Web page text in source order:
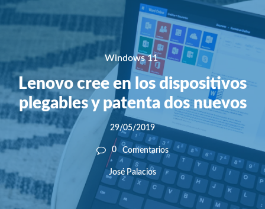
Windows 11
Lenovo cree en los dispositivos
plegables y patenta dos nuevos
29/05/2019
0 Comentarios
José Palacios